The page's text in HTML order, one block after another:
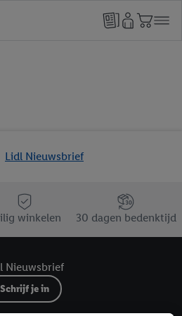
Lidl Nieuwsbrief
webshop klant
winkelen 30 dagen bedenktijd
Nieuwsbrief
Schrijf je in